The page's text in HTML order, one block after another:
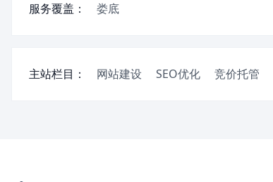
服务覆盖： 娄底
主站栏目： 网站建设 SEO优化 竞价托管